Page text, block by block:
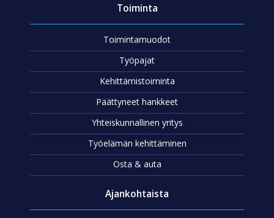
Toiminta
Toimintamuodot
Työpajat
Kehittämistoiminta
Päättyneet hankkeet
Yhteiskunnallinen yritys
Työelämän kehittäminen
Osta & auta
Ajankohtaista